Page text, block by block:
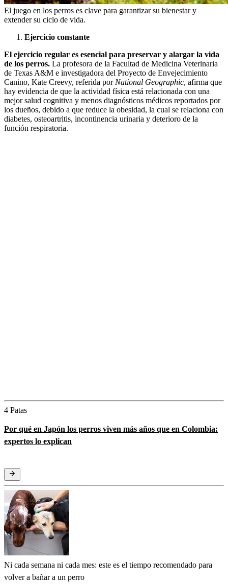
El juego en los perros es clave para garantizar su bienestar y
extender su ciclo de vida.
Ejercicio constante
El ejercicio regular es esencial para preservar y alargar la vida
de los perros. La profesora de la Facultad de Medicina Veterinaria
de Texas A&M e investigadora del Proyecto de Envejecimiento
Canino, Kate Creevy, referida por National Geographic, afirma que
hay evidencia de que la actividad física está relacionada con una
mejor salud cognitiva y menos diagnósticos médicos reportados por
los dueños, debido a que reduce la obesidad, la cual se relaciona con
diabetes, osteoartritis, incontinencia urinaria y deterioro de la
función respiratoria.
4 Patas
Por qué en Japón los perros viven más años que en Colombia:
expertos lo explican
Ni cada semana ni cada mes: este es el tiempo recomendado para
volver a bañar a un perro